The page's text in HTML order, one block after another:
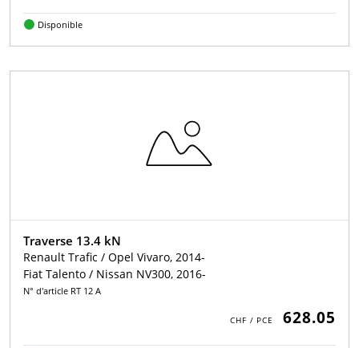
Disponible
Traverse 13.4 kN
Renault Trafic / Opel Vivaro, 2014-
Fiat Talento / Nissan NV300, 2016-
N° d'article RT 12 A
628.05